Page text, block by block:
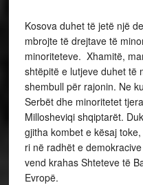
Kosova duhet të jetë një
mbrojte të drejtave të
minoriteteve. Xhamitë,
shtëpitë e lutjeve duhet të
shembull për rajonin. Ne
Serbët dhe minoritetet
Millosheviqi shqiptarët.
gjitha kombet e kësaj
ri në radhët e
vend krahas Shteteve të
Evropë.